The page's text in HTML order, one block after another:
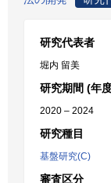
研究代表者
堀内 留美
研究期間 (年
2020 – 2024
研究種目
基盤研究(C)
審査区分